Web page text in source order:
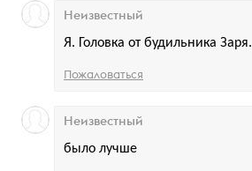
Я. Головка от будильника Заря.
Неизвестный
Пожаловаться
было лучше
Неизвестный